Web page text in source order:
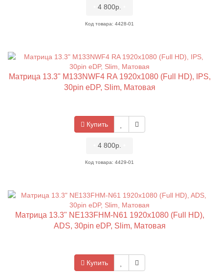
4 800р.
Код товара: 4428-01
Матрица 13.3" M133NWF4 RA 1920x1080 (Full HD), IPS,
30pin eDP, Slim, Матовая
Купить
4 800р.
Код товара: 4429-01
Матрица 13.3" NE133FHM-N61 1920x1080 (Full HD),
ADS, 30pin eDP, Slim, Матовая
Купить